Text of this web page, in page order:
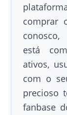
comprar
conosco,
está
ativos,
com o
precioso
fanbase